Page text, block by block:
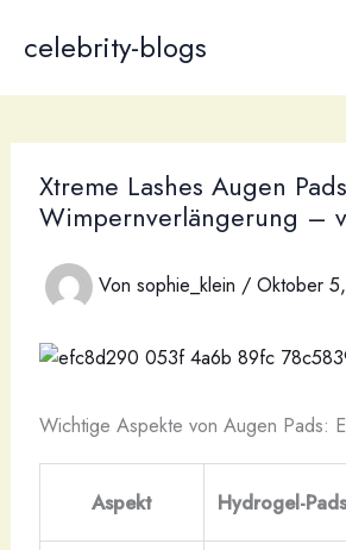
Inhaltcelebrity-blogs
Xtreme Lashes Augen
Wimpernverlängerung –
Von sophie_klein / Oktober
Wichtige Aspekte von Augen Pads:
Aspekt Hydrogel-Pads